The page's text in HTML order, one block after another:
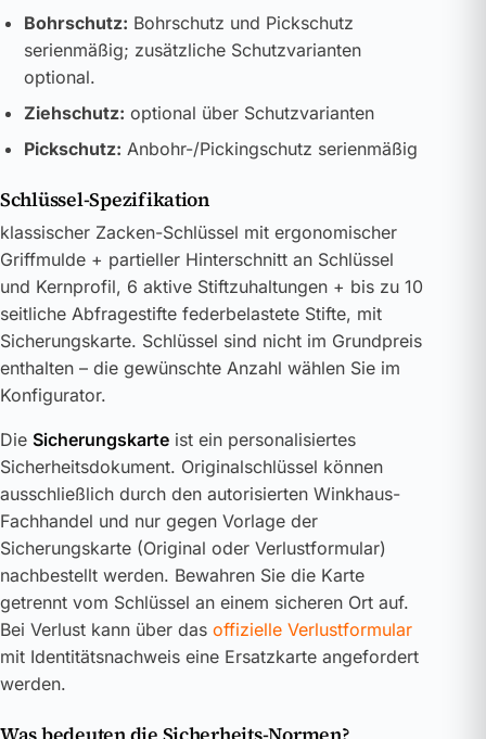
Bohrschutz: Bohrschutz und Pickschutz
serienmäßig; zusätzliche Schutzvarianten
optional.
Ziehschutz: optional über Schutzvarianten
Pickschutz: Anbohr-/Pickingschutz serienmäßig
Schlüssel-Spezifikation
klassischer Zacken-Schlüssel mit ergonomischer
Griffmulde + partieller Hinterschnitt an Schlüssel
und Kernprofil, 6 aktive Stiftzuhaltungen + bis zu 10
seitliche Abfragestifte federbelastete Stifte, mit
Sicherungskarte. Schlüssel sind nicht im Grundpreis
enthalten – die gewünschte Anzahl wählen Sie im
Konfigurator.
Die Sicherungskarte ist ein personalisiertes
Sicherheitsdokument. Originalschlüssel können
ausschließlich durch den autorisierten Winkhaus-
Fachhandel und nur gegen Vorlage der
Sicherungskarte (Original oder Verlustformular)
nachbestellt werden. Bewahren Sie die Karte
getrennt vom Schlüssel an einem sicheren Ort auf.
Bei Verlust kann über das offizielle Verlustformular
mit Identitätsnachweis eine Ersatzkarte angefordert
werden.